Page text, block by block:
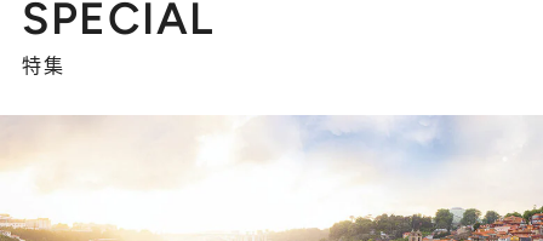
SPECIAL
特集